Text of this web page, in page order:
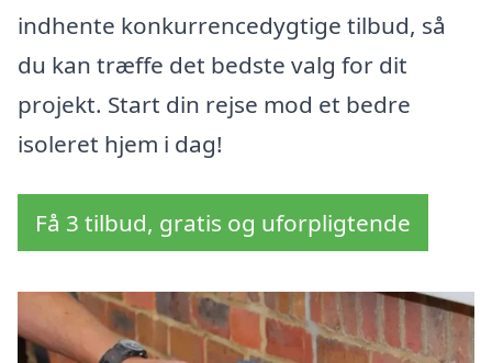
indhente konkurrencedygtige tilbud, så
du kan træffe det bedste valg for dit
projekt. Start din rejse mod et bedre
isoleret hjem i dag!
Få 3 tilbud, gratis og uforpligtende